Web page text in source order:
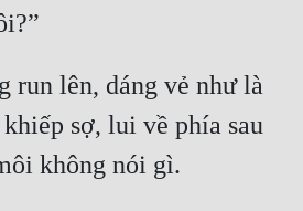
run lên, dáng vẻ như là
sợ, lui về phía sau
không nói gì.